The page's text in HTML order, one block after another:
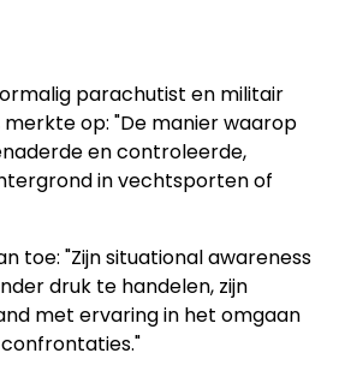
parachutist en militair
op: "De manier waarop
en controleerde,
in vechtsporten of
toe: "Zijn situational awareness
druk te handelen, zijn
met ervaring in het omgaan